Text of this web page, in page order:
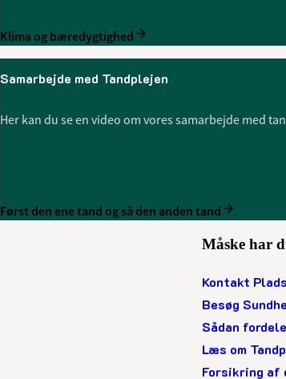
Klima og bæredygtighed
Samarbejde med Tandplejen
Her kan du se en video om vores samarbejde med
Først den ene tand og så den anden tand
Måske har
Kontakt
Besøg
Sådan
Læs om
Forsikring af